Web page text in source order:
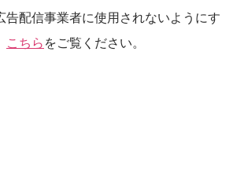
告配信事業者に使用されないようにす
こちら をご覧ください。